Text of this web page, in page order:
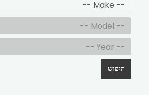
חיפוש